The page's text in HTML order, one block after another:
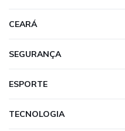
CEARÁ
SEGURANÇA
ESPORTE
TECNOLOGIA